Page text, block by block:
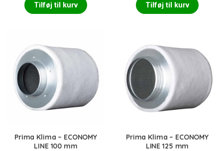
Tilføj til kurv Tilføj til kurv
Prima Klima – ECONOMY
LINE 100 mm
Prima Klima – ECONOMY
LINE 125 mm